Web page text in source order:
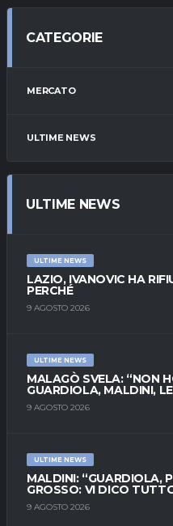
CATEGORIE
MERCATO
ULTIME NEWS
ULTIME NEWS
ULTIME NEWS
LAZIO, IVANOVIC HA
PERCHÉ
9 AGOSTO 2026
ULTIME NEWS
MALAGÒ SVELA: “NON
GUARDIOLA, MALDINI,
9 AGOSTO 2026
ULTIME NEWS
MALDINI: “GUARDIOLA,
GROSSO: VI DICO
9 AGOSTO 2026